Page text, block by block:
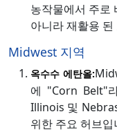
농작물에서 주로
아니라 재활용
Midwest 지역
옥수수 에탄올:
에 "Corn Belt"
Illinois 및
위한 주요 허브입